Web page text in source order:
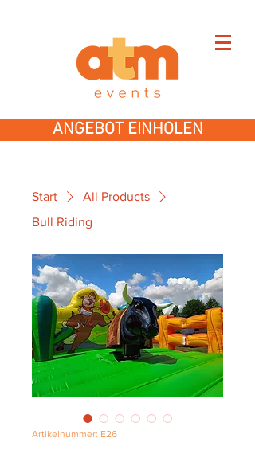
ANGEBOT EINHOLEN
Start
All Products
Bull Riding
Artikelnummer: E26